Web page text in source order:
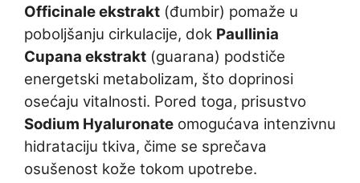
Officinale ekstrakt (đumbir) pomaže u
poboljšanju cirkulacije, dok Paullinia
Cupana ekstrakt (guarana) podstiče
energetski metabolizam, što doprinosi
osećaju vitalnosti. Pored toga, prisustvo
Sodium Hyaluronate omogućava intenzivnu
hidrataciju tkiva, čime se sprečava
osušenost kože tokom upotrebe.